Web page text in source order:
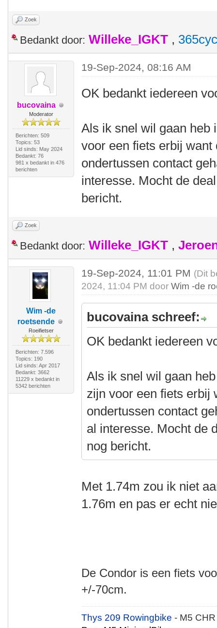
Zoek
Bedankt door: Willeke_IGKT ,
bucovaina
Moderator
Berichten: 509
Topics: 53
Lid sinds: May 2024
Bedankt: 76
981 x bedankt in 476
berichten
19-Sep-2024, 08:16 AM
OK bedankt iedereen
Als ik snel wil gaan heb
voor een fiets erbij
ondertussen contact
interesse. Mocht de
bericht.
Zoek
Bedankt door: Willeke_IGKT ,
Wim -de
roetsende
Roeifietser
Berichten: 7.596
Topics: 190
Lid sinds: Apr 2017
Bedankt: 3662
11229 x bedankt in
5342 berichten
19-Sep-2024, 11:01 PM (Dit
2024, 11:04 PM doorWim -de
bucovaina schreef:
OK bedankt iedereen
Als ik snel wil gaan
zijn voor een fiets erbij
ondertussen contact
al interesse. Mocht de
nog bericht.
Met 1.74m zou ik niet
1.76m en pas er echt
De Condor is een fiets
+/-70cm.
Thys 209 Rowingbike- M5